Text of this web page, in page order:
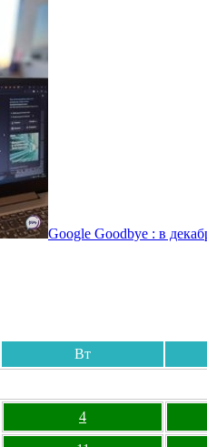
Google Goodbye : в
Вт
4